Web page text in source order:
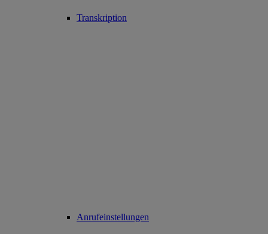
Transkription
Anrufeinstellungen